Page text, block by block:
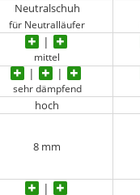
Neutralschuh
für Neutralläufer
mittel
sehr dämpfend
hoch
8 mm